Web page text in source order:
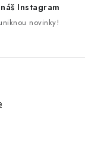
Instagram
novinky!